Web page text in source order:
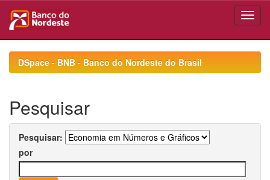
navigationDSpace - BNB - Banco do Nordeste do Brasil
Pesquisar
Pesquisar:
por